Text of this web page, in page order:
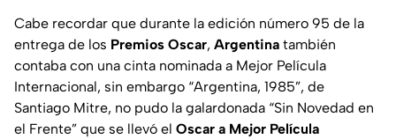
Cabe recordar que durante la edición número 95 de la
entrega de los Premios Oscar, Argentina también
contaba con una cinta nominada a Mejor Película
Internacional, sin embargo “Argentina, 1985”, de
Santiago Mitre, no pudo la galardonada “Sin Novedad en
el Frente” que se llevó el Oscar a Mejor Película